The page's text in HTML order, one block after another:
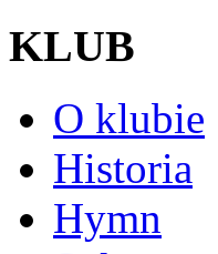
KLUB
O klubie
Historia
Hymn